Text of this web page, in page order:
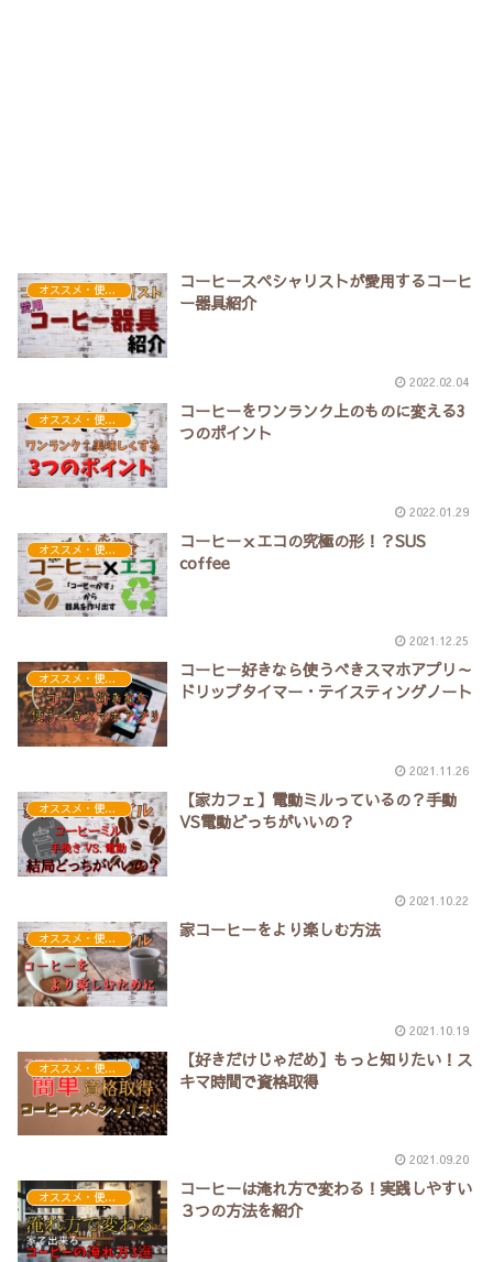
オススメ・便利アイテム
コーヒースペシャリストが愛用するコーヒ
ー器具紹介
2022.02.04
オススメ・便利アイテム
コーヒーをワンランク上のものに変える3
つのポイント
2022.01.29
オススメ・便利アイテム
コーヒーｘエコの究極の形！？SUS
coffee
2021.12.25
オススメ・便利アイテム
コーヒー好きなら使うべきスマホアプリ～
ドリップタイマー・テイスティングノート
2021.11.26
オススメ・便利アイテム
【家カフェ】電動ミルっているの？手動
VS電動どっちがいいの？
2021.10.22
オススメ・便利アイテム 家コーヒーをより楽しむ方法
2021.10.19
オススメ・便利アイテム
【好きだけじゃだめ】もっと知りたい！ス
キマ時間で資格取得
2021.09.20
オススメ・便利アイテム
コーヒーは淹れ方で変わる！実践しやすい
３つの方法を紹介